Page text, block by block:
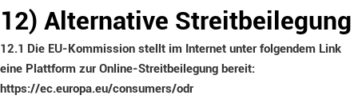
12) Alternative Streitbeilegung
12.1 Die EU-Kommission stellt im Internet unter folgendem Link
eine Plattform zur Online-Streitbeilegung bereit:
https://ec.europa.eu/consumers/odr